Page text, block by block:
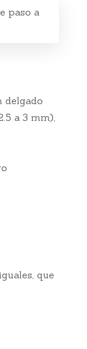
paso a
delgado
a 3 mm),
que